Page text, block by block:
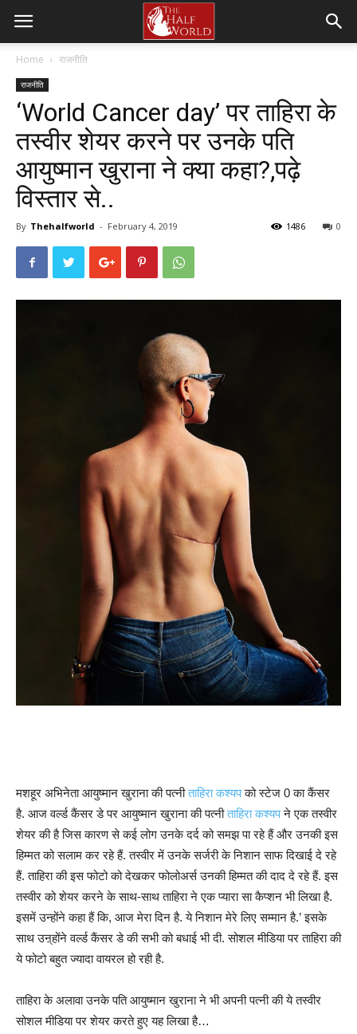
Home राजनीति
राजनीति
‘World Cancer day’ पर ताहिरा के
तस्वीर शेयर करने पर उनके पति
आयुष्मान खुराना ने क्या कहा?,पढ़े
विस्तार से..
By Thehalfworld - February 4, 2019 0
1486
मशहूर अभिनेता आयुष्मान खुराना की पत्नीताहिरा कश्यपको स्टेज 0 का कैंसर
है. आज वर्ल्ड कैंसर डे पर आयुष्मान खुराना की पत्नीताहिरा कश्यपने एक तस्वीर
शेयर की है जिस कारण से कई लोग उनके दर्द को समझ पा रहे हैं और उनकी इस
हिम्मत को सलाम कर रहे हैं. तस्वीर में उनके सर्जरी के निशान साफ दिखाई दे रहे
हैं. ताहिरा की इस फोटो को देखकर फोलोअर्स उनकी हिम्मत की दाद दे रहे हैं. इस
तस्वीर को शेयर करने के साथ-साथ ताहिरा ने एक प्यारा सा कैप्शन भी लिखा है.
इसमें उन्होंने कहा हैं कि, आज मेरा दिन है. ये निशान मेरे लिए सम्मान है.’ इसके
साथ उऩ्होंने वर्ल्ड कैंसर डे की सभी को बधाई भी दी. सोशल मीडिया पर ताहिरा की
ये फोटो बहुत ज्यादा वायरल हो रही है.
ताहिरा के अलावा उनके पति आयुष्मान खुराना ने भी अपनी पत्नी की ये तस्वीर
सोशल मीडिया पर शेयर करते हुए यह लिखा है…